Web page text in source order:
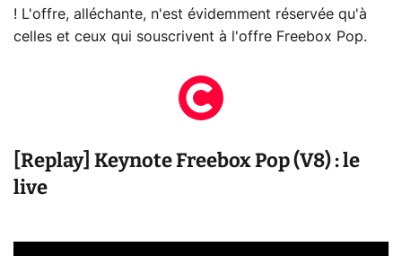
! L'offre, alléchante, n'est évidemment réservée qu'à
celles et ceux qui souscrivent à l'offre Freebox Pop.
[Replay] Keynote Freebox Pop (V8) : le
live